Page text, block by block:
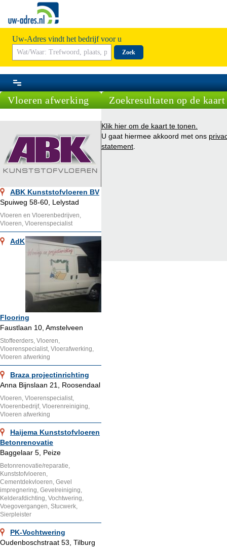
Uw-Adres vindt het bedrijf voor u
Zoek
Vloeren afwerking
ABK Kunststofvloeren BV
Spuiweg 58-60, Lelystad
Vloeren en Vloerenbedrijven,
Vloeren, Vloerenspecialist
AdK
Flooring
Faustlaan 10, Amstelveen
Stoffeerders, Vloeren,
Vloerenspecialist, Vloerafwerking,
Vloeren afwerking
Braza projectinrichting
Anna Bijnslaan 21, Roosendaal
Vloeren, Vloerenspecialist,
Vloerenbedrijf, Vloerenreiniging,
Vloeren afwerking
Haijema Kunststofvloeren
Betonrenovatie
Baggelaar 5, Peize
Betonrenovatie/reparatie,
Kunststofvloeren,
Cementdekvloeren, Gevel
impregnering, Gevelreiniging,
Kelderafdichting, Vochtwering,
Voegovergangen, Stucwerk,
Sierpleister
PK-Vochtwering
Oudenboschstraat 53, Tilburg
Zoekresultaten op de kaart
Klik hier om de kaart te tonen.
U gaat hiermee akkoord met ons
statement